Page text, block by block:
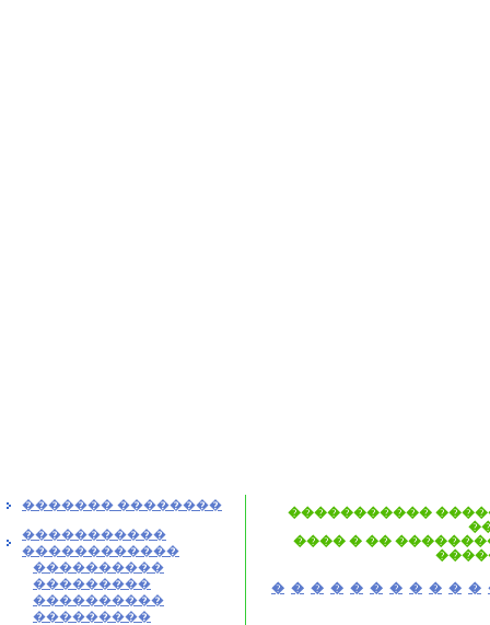
������� ��������
�����������
������������
����������
���������
����������
���������
�����������
���� � ��
� � � � � � � � � � �